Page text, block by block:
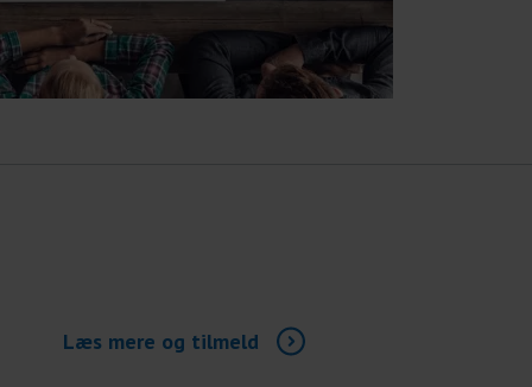
Læs mere og tilmeld